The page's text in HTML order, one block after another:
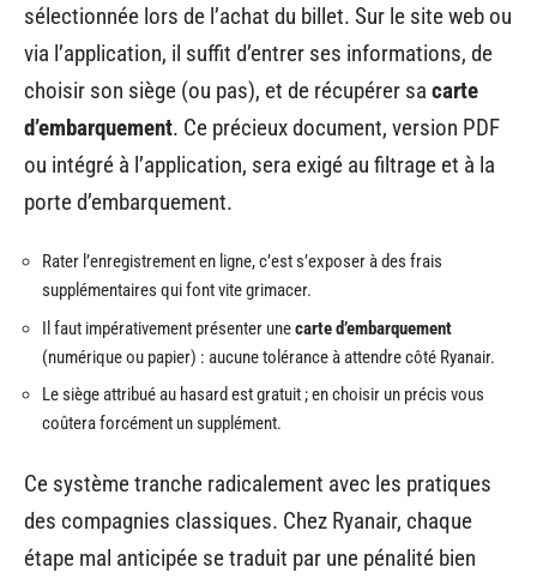
sélectionnée lors de l’achat du billet. Sur le site web ou
via l’application, il suffit d’entrer ses informations, de
choisir son siège (ou pas), et de récupérer sa carte
d’embarquement. Ce précieux document, version PDF
ou intégré à l’application, sera exigé au filtrage et à la
porte d’embarquement.
Rater l’enregistrement en ligne, c’est s’exposer à des frais
supplémentaires qui font vite grimacer.
Il faut impérativement présenter unecarte d’embarquement
(numérique ou papier) : aucune tolérance à attendre côté Ryanair.
Le siège attribué au hasard est gratuit ; en choisir un précis vous
coûtera forcément un supplément.
Ce système tranche radicalement avec les pratiques
des compagnies classiques. Chez Ryanair, chaque
étape mal anticipée se traduit par une pénalité bien